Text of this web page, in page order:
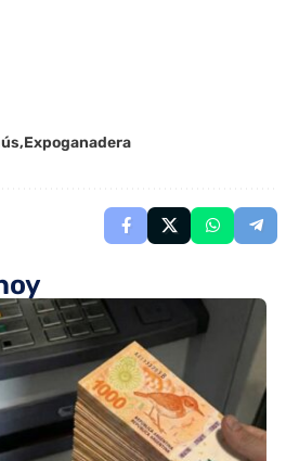
Expoganadera